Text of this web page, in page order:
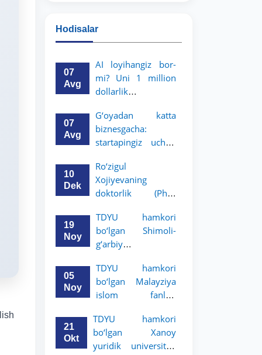
Hodisalar
07
Avg
AI loyihangiz bor-
mi? Uni 1 million
dollarlik
aylantiring!
07
Avg
G‘oyadan katta
biznesgacha:
startapingiz uchun
imkoniyat!
10
Dek
Ro‘zigul
Xojiyevaning
doktorlik (PhD)
himoyasi bo‘lib
o‘tadi
19
Noy
TDYU hamkori
bo‘lgan Shimoli-
g‘arbiy
huquq universiteti
2-3-kurs talabalari
uchun akademik
e’lon qildi
05
Noy
TDYU hamkori
bo‘lgan Malayziya
islom fanlari
kurs talabalari
uchun akademik
mobillik dasturini
21
Okt
TDYU hamkori
bo‘lgan Xanoy
yuridik universiteti